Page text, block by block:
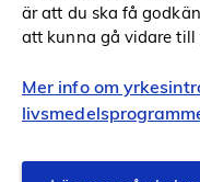
är att du ska få
att kunna gå vidare till
Mer info om